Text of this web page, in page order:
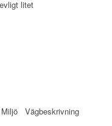
litet
Vägbeskrivning